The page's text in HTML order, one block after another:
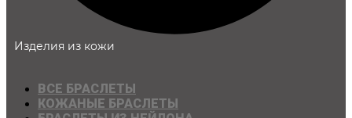
Изделия из кожи
ВСЕ БРАСЛЕТЫ
КОЖАНЫЕ БРАСЛЕТЫ